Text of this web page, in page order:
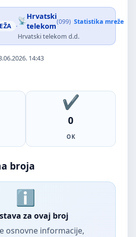
·
Hrvatski
telekom(099) Statistika mreže
Hrvatski telekom d.d.
14:43
0
OK
broja
za ovaj broj
osnovne informacije,